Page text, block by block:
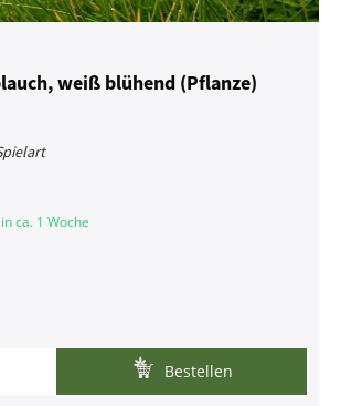
weiß blühend (Pflanze)
ca. 1 Woche
Bestellen